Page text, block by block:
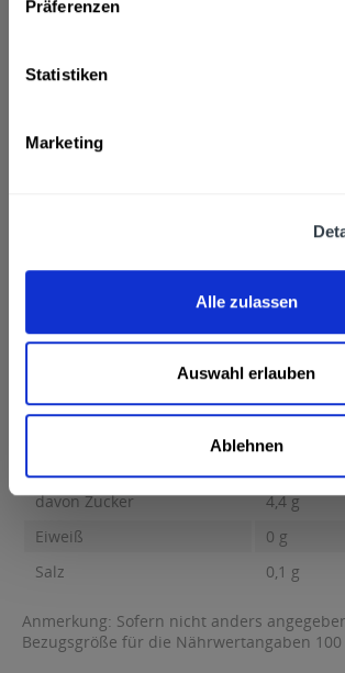
Präferenzen
Statistiken
Marketing
Alle zulassen
Auswahl erlauben
Ablehnen
Antioxxidationsmittel Ascorbinsäure,
Fruchtsaftkonzentrat, **enthält eine
Hersteller
Spreequell Mineralbrunnen GmbH,
Nährwertangaben
Brennwert 19 kcal / 80 kJ Fett 0,1 g davon
davon Zucker
4,4 g
Eiweiß
0 g
Salz
0,1 g
Anmerkung: Sofern nicht anders
Bezugsgröße für die Nährwertangaben 100